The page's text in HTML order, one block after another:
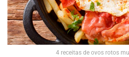
4 receitas de ovos rotos